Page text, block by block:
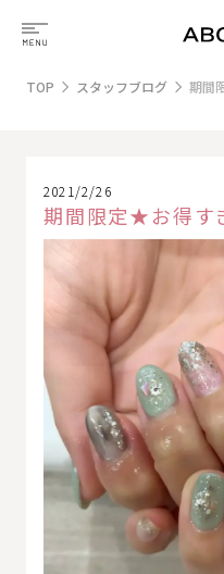
TOP スタッフブログ 期間
2021/2/26
期間限定★お得す